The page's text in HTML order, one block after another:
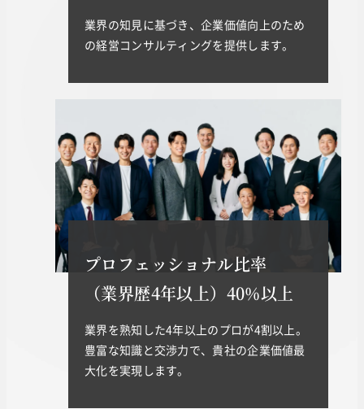
業界の知見に基づき、企業価値向上のため
の経営コンサルティングを提供します。
プロフェッショナル比率
（業界歴4年以上）40%以上
業界を熟知した4年以上のプロが4割以上。
豊富な知識と交渉力で、貴社の企業価値最
大化を実現します。